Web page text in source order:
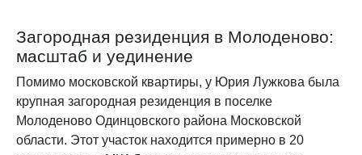
Загородная резиденция в Молоденово:
масштаб и уединение
Помимо московской квартиры, у Юрия Лужкова была
крупная загородная резиденция в поселке
Молоденово Одинцовского района Московской
области. Этот участок находится примерно в 20